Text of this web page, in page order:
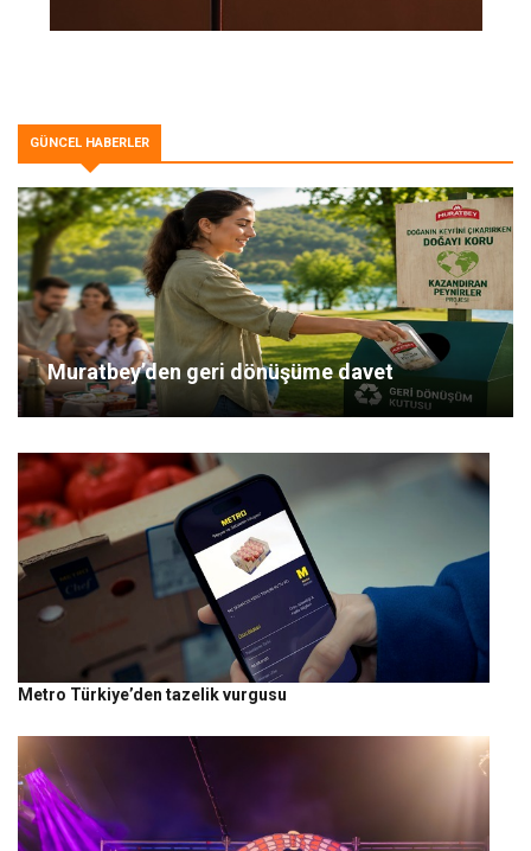
GÜNCEL HABERLER
Muratbey’den geri dönüşüme davet
Metro Türkiye’den tazelik vurgusu